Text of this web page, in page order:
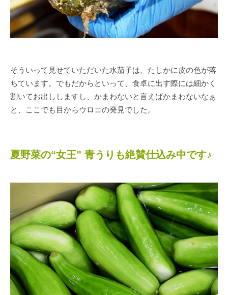
そういって見せていただいた水茄子は、たしかに皮の色が落
ちています。でもだからといって、食卓に出す際には細かく
割いてお出ししますし、かまわないと言えばかまわないなぁ
と、ここでも目からウロコの発見でした。
夏野菜の“女王” 青うりも絶賛仕込み中です♪